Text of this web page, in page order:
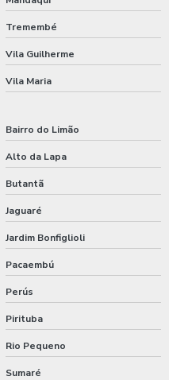
Material Reciclado
Proteção
Eletrônicos
Cores
Tremembé
Vila Guilherme
Vila Maria
Bairro do Limão
Alto da Lapa
Butantã
Jaguaré
Jardim Bonfiglioli
Pacaembú
Perús
Pirituba
Rio Pequeno
Sumaré